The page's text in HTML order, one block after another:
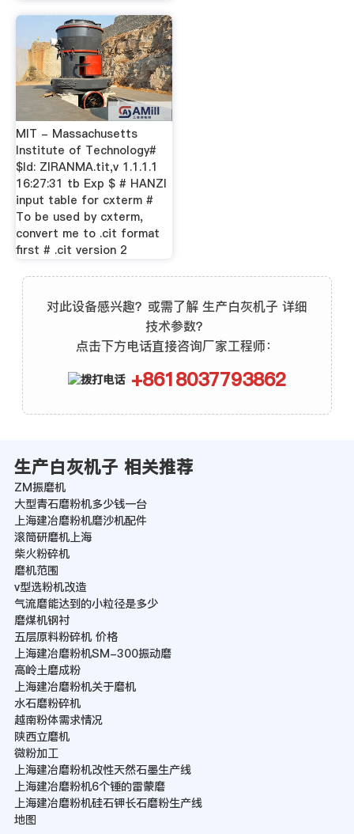
MIT - Massachusetts
Institute of Technology#
$Id: ZIRANMA.tit,v 1.1.1.1
16:27:31 tb Exp $ # HANZI
input table for cxterm #
To be used by cxterm,
convert me to .cit format
first # .cit version 2
对此设备感兴趣？或需了解 生产白灰机子 详细
技术参数？
点击下方电话直接咨询厂家工程师：
+8618037793862
生产白灰机子 相关推荐
ZM振磨机
大型青石磨粉机多少钱一台
上海建冶磨粉机磨沙机配件
滚筒研磨机上海
柴火粉碎机
磨机范围
v型选粉机改造
气流磨能达到的小粒径是多少
磨煤机钢衬
五层原料粉碎机 价格
上海建冶磨粉机SM-300振动磨
高岭土磨成粉
上海建冶磨粉机关于磨机
水石磨粉碎机
越南粉体需求情况
陕西立磨机
微粉加工
上海建冶磨粉机改性天然石墨生产线
上海建冶磨粉机6个锤的雷蒙磨
上海建冶磨粉机硅石钾长石磨粉生产线
地图